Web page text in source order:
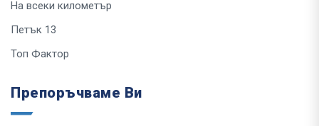
На всеки километър
Петък 13
Топ Фактор
Препоръчваме Ви